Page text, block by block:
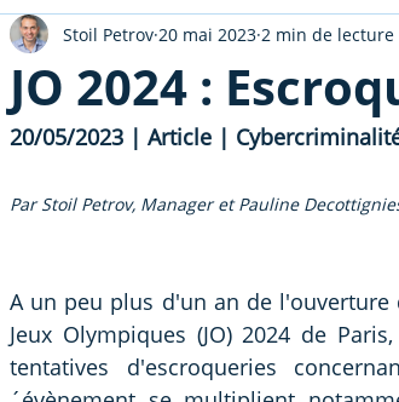
JO 2024 :
Stoil Petrov 20 mai 2023 2 min de lecture
20/05/2023 | Article |
Par Stoil Petrov, Manager et Pauline
A un peu plus d'un an de l'ouverture
Jeux Olympiques (JO) 2024 de
tentatives d'escroqueries